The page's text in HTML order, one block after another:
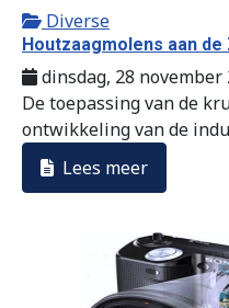
Diverse
Houtzaagmolens aan de
dinsdag, 28 november
De toepassing van de
ontwikkeling van de
Lees meer